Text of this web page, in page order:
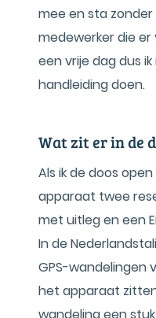
mee en sta
medewerker die
een vrije dag dus
handleiding doen.
Wat zit er in de
Als ik de doos
apparaat twee
met uitleg en een
In de
GPS-wandelingen
het apparaat
wandeling een